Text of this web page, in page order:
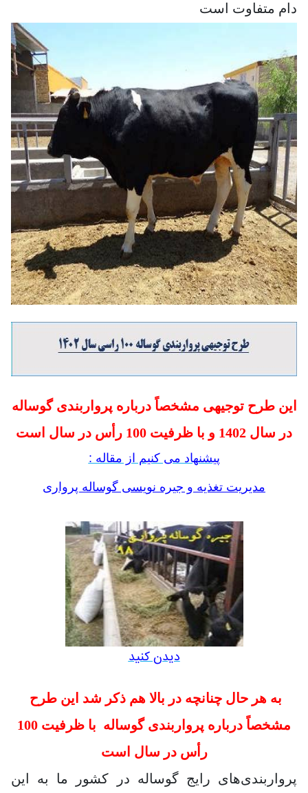
دام متفاوت است
این طرح توجیهی مشخصاً درباره پرواربندی گوساله
در سال 1402 و با ظرفیت 100 رأس در سال است
پیشنهاد می کنیم از مقاله :
مدیریت تغذیه و جیره نویسی گوساله پرواری
دیدن کنید
به هر حال چنانچه در بالا هم ذکر شد این طرح
مشخصاً درباره پرواربندی گوساله با ظرفیت 100
رأس در سال است
پرواربندی‌های رایج گوساله در کشور ما به این